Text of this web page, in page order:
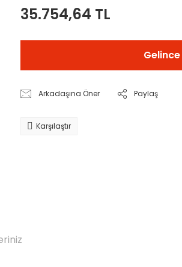
35.754,64 TL
Arkadaşına Öner Paylaş
Karşılaştır